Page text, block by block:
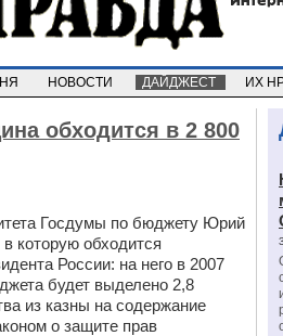
НОВОСТИ ДАЙДЖЕСТ ИХ
обходится в 2 800
Госдумы по бюджету Юрий
которую обходится
России: на него в 2007
будет выделено 2,8
из казны на содержание
о защите прав